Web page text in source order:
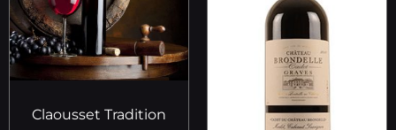
Claousset Tradition